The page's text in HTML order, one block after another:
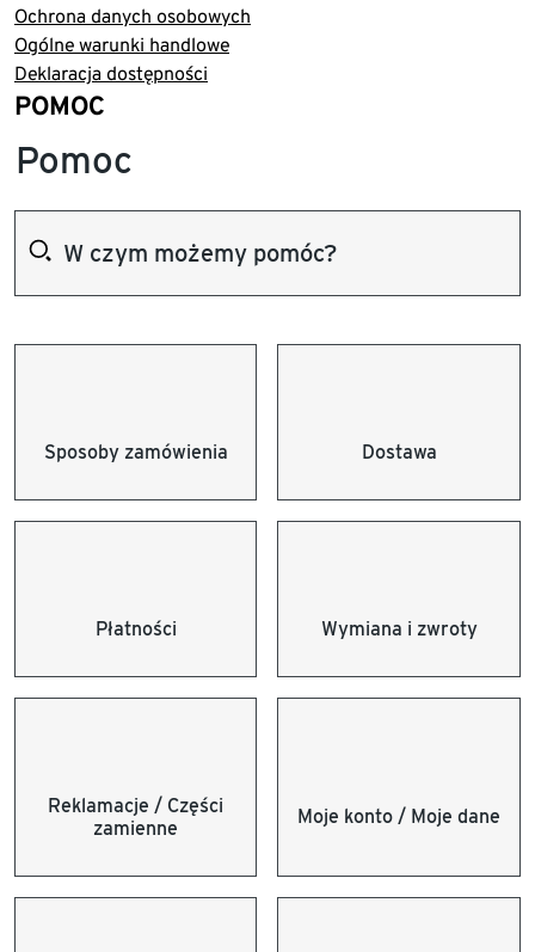
Ochrona danych osobowych
Ogólne warunki handlowe
Deklaracja dostępności
POMOC
Pomoc
Sposoby zamówienia Dostawa
Płatności Wymiana i zwroty
Reklamacje / Części
zamienne
Moje konto / Moje dane